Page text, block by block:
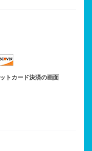
トカード決済の画面